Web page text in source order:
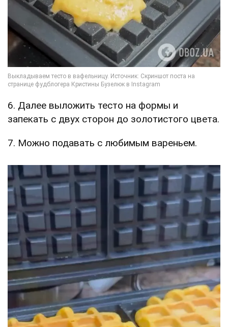
6. Далее выложить тесто на формы и
запекать с двух сторон до золотистого цвета.
7. Можно подавать с любимым вареньем.